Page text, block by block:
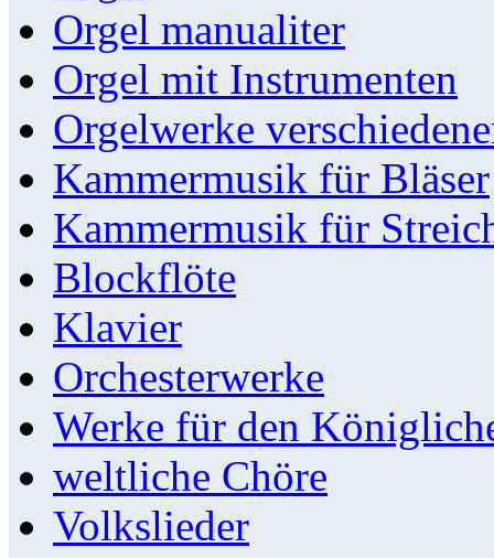
Orgel manualiter
Orgel mit Instrumenten
Orgelwerke
Kammermusik für Bläser
Kammermusik für
Blockflöte
Klavier
Orchesterwerke
Werke für den
weltliche Chöre
Volkslieder